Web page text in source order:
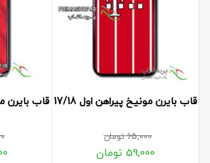
قاب بایرن مونیخ پیراهن اول 17/18
65,000تومان
59,000 تومان
قاب بایرن